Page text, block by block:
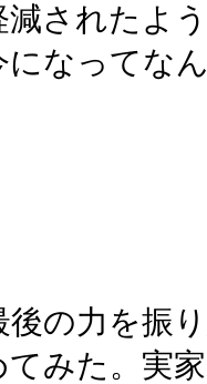
減されたよ
になってな
の力を振
みた。実